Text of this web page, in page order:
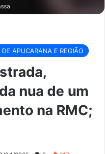
APUCARANA E REGIÃO
nua de um
na RMC;